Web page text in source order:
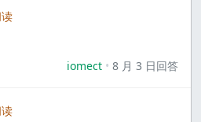
iomect 8 月 3 日回答